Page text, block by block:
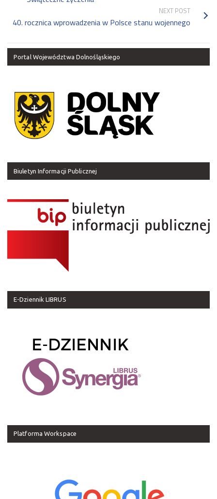
NEXT POST
40. rocznica wprowadzenia w Polsce stanu wojennego
Portal Województwa Dolnośląskiego
Biuletyn Informacji Publicznej
E-Dziennik LIBRUS
Platforma Workspace